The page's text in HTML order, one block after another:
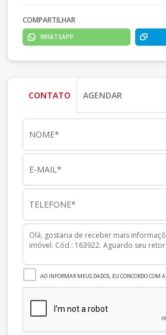
COMPARTILHAR
WHATSAPP
CONTATO AGENDAR
AO INFORMAR MEUS DADOS, EU CONCORDO COM A